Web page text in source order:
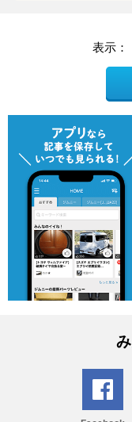
表示：